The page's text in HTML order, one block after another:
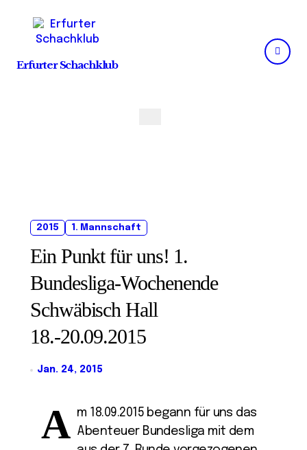
content
Erfurter Schachklub
2015 1. Mannschaft
Ein Punkt für uns! 1.
Bundesliga-Wochenende
Schwäbisch Hall
18.-20.09.2015
Jan. 24, 2015
A m 18.09.2015 begann für uns das
Abenteuer Bundesliga mit dem